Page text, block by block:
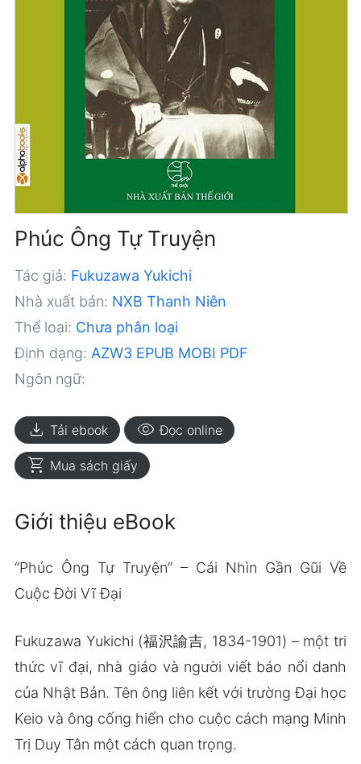
Phúc Ông Tự Truyện
Tác giả: Fukuzawa Yukichi
Nhà xuất bản: NXB Thanh Niên
Thể loại: Chưa phân loại
Định dạng: AZW3 EPUB MOBI PDF
Ngôn ngữ:
download Tải ebook visibility Đọc online
shopping_cart Mua sách giấy
Giới thiệu eBook
“Phúc Ông Tự Truyện” – Cái Nhìn Gần Gũi Về
Cuộc Đời Vĩ Đại
Fukuzawa Yukichi (福沢諭吉, 1834-1901) – một tri
thức vĩ đại, nhà giáo và người viết báo nổi danh
của Nhật Bản. Tên ông liên kết với trường Đại học
Keio và ông cống hiến cho cuộc cách mạng Minh
Trị Duy Tân một cách quan trọng.